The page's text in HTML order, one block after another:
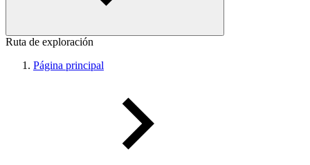
Ruta de exploración
Página principal